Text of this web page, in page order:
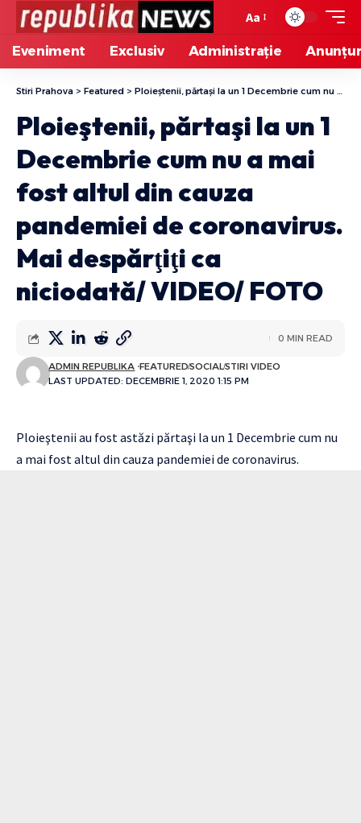
Aa
Eveniment Exclusiv Administrație
Stiri Prahova > Featured > Ploieştenii, părtaşi la un 1 Decembrie cum nu a mai fost altul din cauza pandemiei de coronavirus. Mai despărţiţi ca niciodată/ VIDEO/ FOTO
Ploieştenii, părtaşi la un 1
Decembrie cum nu a mai
fost altul din cauza
pandemiei de coronavirus.
Mai despărţiţi ca
niciodată/ VIDEO/ FOTO
LAST UPDATED: DECEMBRIE 1, 2020 1:15 PM
ADMIN REPUBLIKA FEATUREDSOCIALSTIRI VIDEO
0 MIN READ
Ploieştenii au fost astăzi părtaşi la un 1 Decembrie cum nu
a mai fost altul din cauza pandemiei de coronavirus.